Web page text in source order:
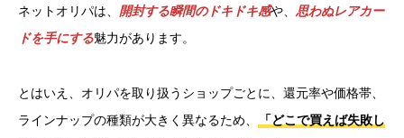
ネットオリパは、 開封する瞬間のドキドキ感や、 思わぬレアカー
ドを手にする魅力があります。
とはいえ、オリパを取り扱うショップごとに、還元率や価格帯、
ラインナップの種類が大きく異なるため、
「どこで買えば失敗し